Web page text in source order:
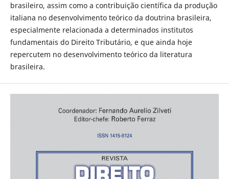
brasileiro, assim como a contribuição científica da produção
italiana no desenvolvimento teórico da doutrina brasileira,
especialmente relacionada a determinados institutos
fundamentais do Direito Tributário, e que ainda hoje
repercutem no desenvolvimento teórico da literatura
brasileira.